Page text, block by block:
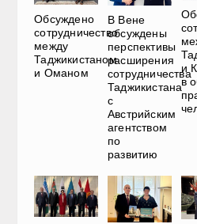
Обсуждено
сотрудничество
между
Таджикистаном
и Оманом
В Вене
обсуждены
перспективы
расширения
сотрудничества
Таджикистана
с
Австрийским
агентством
по
развитию
и
в